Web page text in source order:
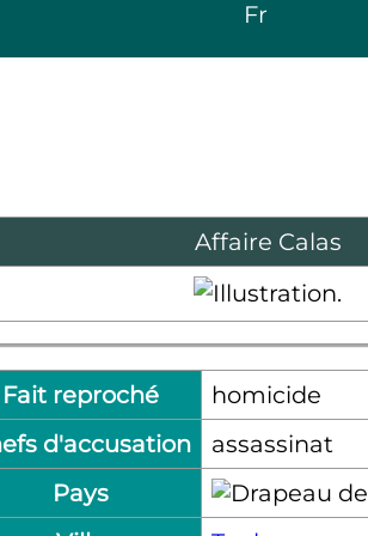
Fr
Affaire Calas
Fait reproché
homicide
d'accusation
assassinat
Pays